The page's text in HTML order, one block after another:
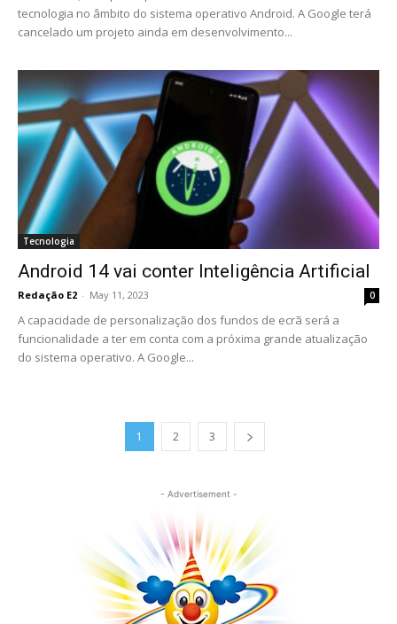
tecnologia no âmbito do sistema operativo Android. A Google terá
cancelado um projeto ainda em desenvolvimento...
Tecnologia
Android 14 vai conter Inteligência Artificial
Redação E2 - May 11, 2023 0
A capacidade de personalização dos fundos de ecrã será a
funcionalidade a ter em conta com a próxima grande atualização
do sistema operativo. A Google...
1 2 3
- Advertisement -